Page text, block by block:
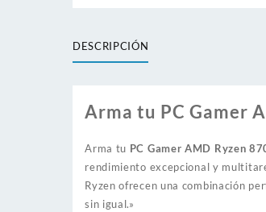
DESCRIPCIÓN
Arma tu PC Gamer
Arma tu PC Gamer AMD Ryzen
rendimiento excepcional y
Ryzen ofrecen una combinación
sin igual.»